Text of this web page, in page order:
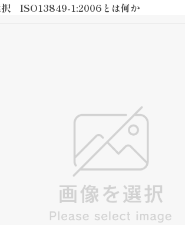
択 ISO13849-1:2006とは何か